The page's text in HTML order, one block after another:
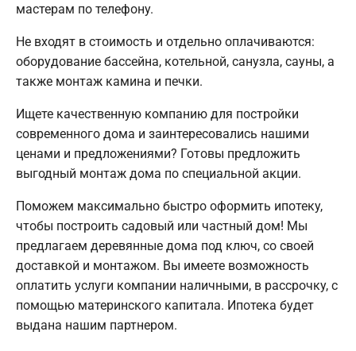
мастерам по телефону.
Не входят в стоимость и отдельно оплачиваются:
оборудование бассейна, котельной, санузла, сауны, а
также монтаж камина и печки.
Ищете качественную компанию для постройки
современного дома и заинтересовались нашими
ценами и предложениями? Готовы предложить
выгодный монтаж дома по специальной акции.
Поможем максимально быстро оформить ипотеку,
чтобы построить садовый или частный дом! Мы
предлагаем деревянные дома под ключ, со своей
доставкой и монтажом. Вы имеете возможность
оплатить услуги компании наличными, в рассрочку, с
помощью материнского капитала. Ипотека будет
выдана нашим партнером.